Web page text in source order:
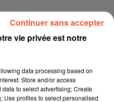
taureau percuté lors d'une
vie privée est notre
data processing based on
Store and/or access
to select advertising; Create
Use profiles to select personalised
Continuer sans accepter